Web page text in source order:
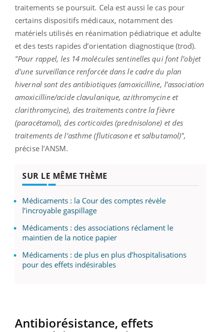
traitements se poursuit. Cela est aussi le cas pour
certains dispositifs médicaux, notamment des
matériels utilisés en réanimation pédiatrique et adulte
et des tests rapides d’orientation diagnostique (trod).
"Pour rappel, les 14 molécules sentinelles qui font l’objet
d’une surveillance renforcée dans le cadre du plan
hivernal sont des antibiotiques (amoxicilline, l’association
amoxicilline/acide clavulanique, azithromycine et
clarithromycine), des traitements contre la fièvre
(paracétamol), des corticoïdes (prednisolone) et des
traitements de l’asthme (fluticasone et salbutamol)",
précise l’ANSM.
SUR LE MÊME THÈME
Médicaments : la Cour des comptes révèle
l’incroyable gaspillage
Médicaments : des associations réclament le
maintien de la notice papier
Médicaments : de plus en plus d’hospitalisations
pour des effets indésirables
Antibiorésistance, effets